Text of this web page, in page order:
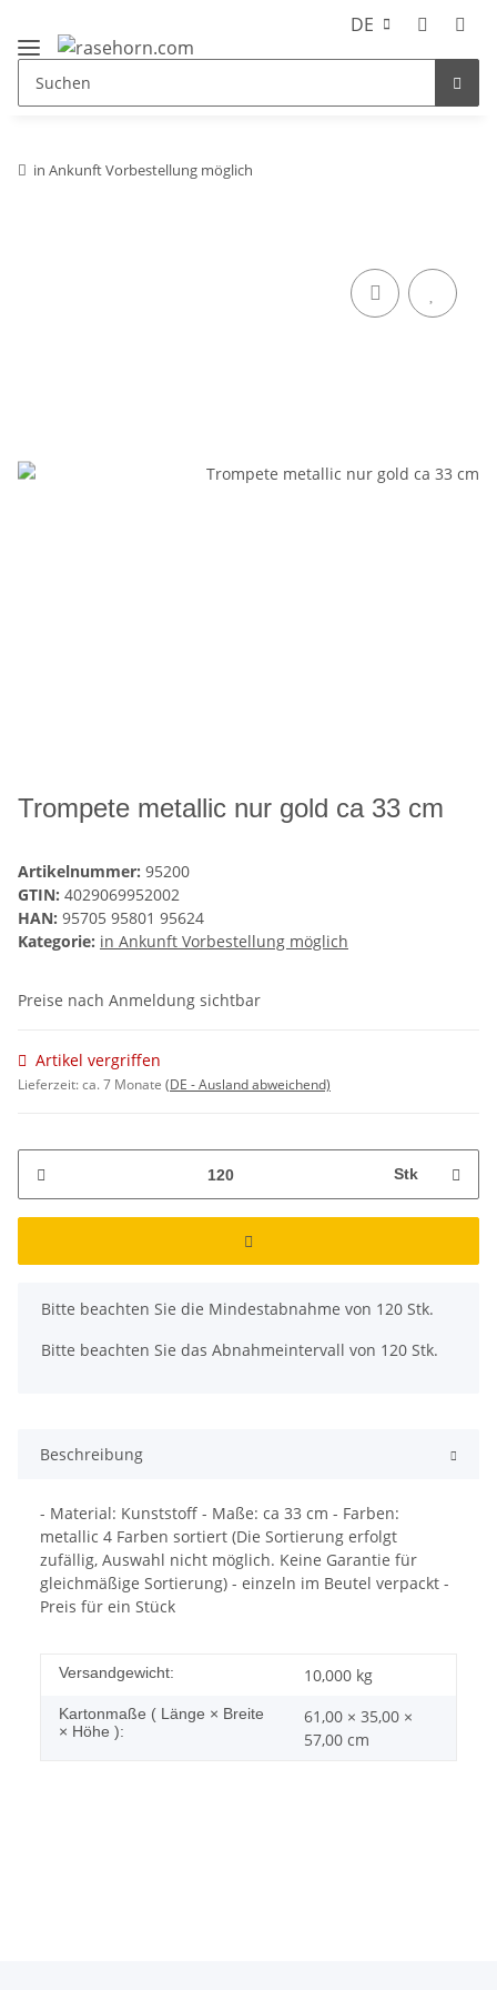
DE
in Ankunft Vorbestellung möglich
Trompete metallic nur gold ca 33 cm
Artikelnummer: 95200
GTIN: 4029069952002
HAN: 95705 95801 95624
Kategorie: in Ankunft Vorbestellung möglich
Preise nach Anmeldung sichtbar
Artikel vergriffen
Lieferzeit:ca. 7 Monate (DE - Ausland abweichend)
Stk
x
Bitte beachten Sie die Mindestabnahme von 120 Stk.
Bitte beachten Sie das Abnahmeintervall von 120 Stk.
Beschreibung
- Material: Kunststoff - Maße: ca 33 cm - Farben:
metallic 4 Farben sortiert (Die Sortierung erfolgt
zufällig, Auswahl nicht möglich. Keine Garantie für
gleichmäßige Sortierung) - einzeln im Beutel verpackt -
Preis für ein Stück
Versandgewicht: 10,000 kg
Kartonmaße ( Länge × Breite
× Höhe ):
61,00 × 35,00 ×
57,00 cm